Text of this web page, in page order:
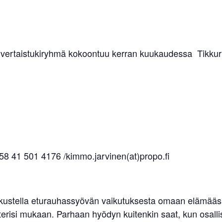
kokoontuu kerran kuukaudessa
41 501 4176 /kimmo.jarvinen(at)propo.fi
eturauhassyövän vaikutuksesta omaan
mukaan. Parhaan hyödyn kuitenkin saat, kun